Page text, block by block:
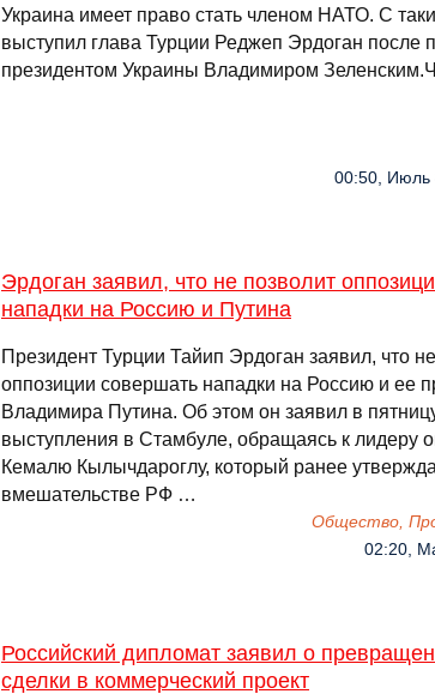
Украина имеет право стать членом НАТО. С
выступил глава Турции Реджеп Эрдоган после
президентом Украины Владимиром
00:50, Июль
Эрдоган заявил, что не позволит
нападки на Россию и Путина
Президент Турции Тайип Эрдоган заявил, что
оппозиции совершать нападки на Россию и ее
Владимира Путина. Об этом он заявил в
выступления в Стамбуле, обращаясь к лидеру
Кемалю Кылычдароглу, который ранее
вмешательстве РФ …
Общество,
02:20,
Российский дипломат заявил о
сделки в коммерческий проект